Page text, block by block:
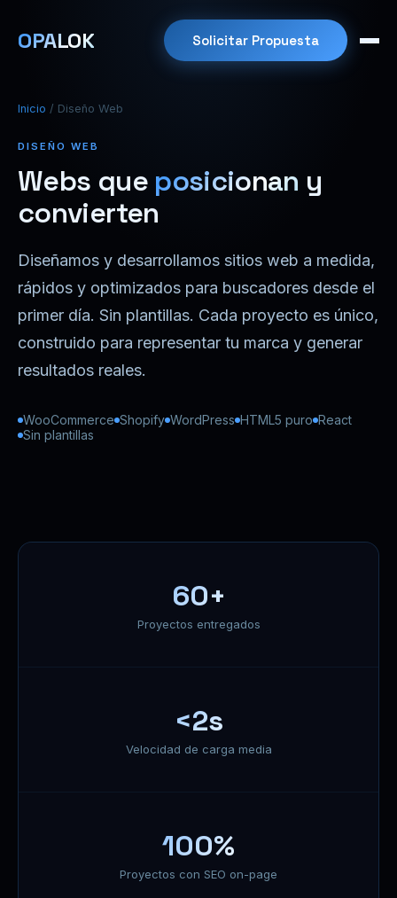
OPALOK Solicitar Propuesta
Inicio / Diseño Web
DISEÑO WEB
Webs que posicionan y
convierten
Diseñamos y desarrollamos sitios web a medida,
rápidos y optimizados para buscadores desde el
primer día. Sin plantillas. Cada proyecto es único,
construido para representar tu marca y generar
resultados reales.
WooCommerce Shopify WordPress HTML5 puro React
Sin plantillas
60+
Proyectos entregados
<2s
Velocidad de carga media
100%
Proyectos con SEO on-page